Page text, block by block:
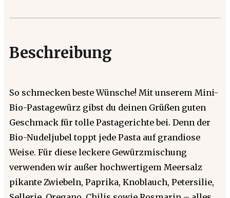
Beschreibung
So schmecken beste Wünsche! Mit unserem Mini-
Bio-Pastagewürz gibst du deinen Grüßen guten
Geschmack für tolle Pastagerichte bei. Denn der
Bio-Nudeljubel toppt jede Pasta auf grandiose
Weise. Für diese leckere Gewürzmischung
verwenden wir außer hochwertigem Meersalz
pikante Zwiebeln, Paprika, Knoblauch, Petersilie,